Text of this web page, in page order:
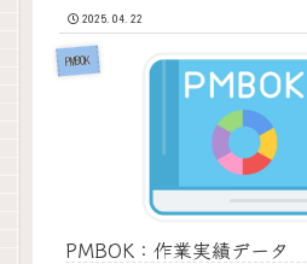
2025.04.22
PMBOK
PMBOK：作業実績データ